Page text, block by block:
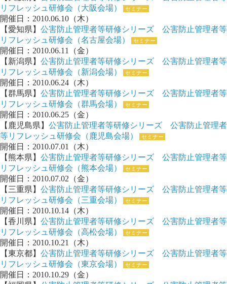
リフレッシュ研修会（大阪会場）
セミナー
開催日：2010.06.10（木）
【愛知県】 公害防止管理者等研修シリーズ 公害防止管理者等
リフレッシュ研修会（名古屋会場）
セミナー
開催日：2010.06.11（金）
【新潟県】 公害防止管理者等研修シリーズ 公害防止管理者等
リフレッシュ研修会（新潟会場）
セミナー
開催日：2010.06.24（木）
【群馬県】 公害防止管理者等研修シリーズ 公害防止管理者等
リフレッシュ研修会（群馬会場）
セミナー
開催日：2010.06.25（金）
【鹿児島県】 公害防止管理者等研修シリーズ 公害防止管理者
等リフレッシュ研修会（鹿児島会場）
セミナー
開催日：2010.07.01（木）
【熊本県】 公害防止管理者等研修シリーズ 公害防止管理者等
リフレッシュ研修会（熊本会場）
セミナー
開催日：2010.07.02（金）
【三重県】 公害防止管理者等研修シリーズ 公害防止管理者等
リフレッシュ研修会（三重会場）
セミナー
開催日：2010.10.14（木）
【香川県】 公害防止管理者等研修シリーズ 公害防止管理者等
リフレッシュ研修会（高松会場）
セミナー
開催日：2010.10.21（木）
【東京都】 公害防止管理者等研修シリーズ 公害防止管理者等
リフレッシュ研修会（東京会場）
セミナー
開催日：2010.10.29（金）